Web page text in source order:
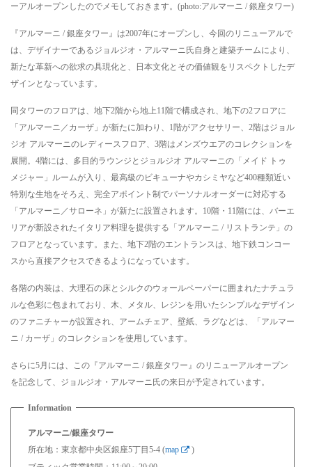
ーアルオープンしたのでメモしておきます。(photo:アルマーニ / 銀座タワー)
『アルマーニ / 銀座タワー』は2007年にオープンし、今回のリニューアルで
は、デザイナーであるジョルジオ・アルマーニ氏自身と建築チームにより、
新たな革新への欲求の具現化と、日本文化とその価値観をリスペクトしたデ
ザインとなっています。
同タワーのフロアは、地下2階から地上11階で構成され、地下の2フロアに
「アルマーニ／カーザ」が新たに加わり、1階がアクセサリー、2階はジョル
ジオ アルマーニのレディースフロア、3階はメンズウエアのコレクションを
展開。4階には、多目的ラウンジとジョルジオ アルマーニの「メイド トゥ
メジャー」ルームが入り、最高級のビキューナやカシミヤなど400種類近い
特別な生地をそろえ、完全アポイント制でパーソナルオーダーに対応する
「アルマーニ／サローネ」が新たに設置されます。10階・11階には、バーエ
リアが新設されたイタリア料理を提供する「アルマーニ / リストランテ」の
フロアとなっています。また、地下2階のエントランスは、地下鉄コンコー
スから直接アクセスできるようになっています。
各階の内装は、大理石の床とシルクのウォールペーパーに囲まれたナチュラ
ルな色彩に包まれており、木、メタル、レジンを用いたシンプルなデザイン
のファニチャーが設置され、アームチェア、壁紙、ラグなどは、「アルマー
ニ / カーザ」のコレクションを使用しています。
さらに5月には、この『アルマーニ / 銀座タワー』のリニューアルオープン
を記念して、ジョルジオ・アルマーニ氏の来日が予定されています。
アルマーニ/銀座タワー
所在地：東京都中央区銀座5丁目5-4 (map
)